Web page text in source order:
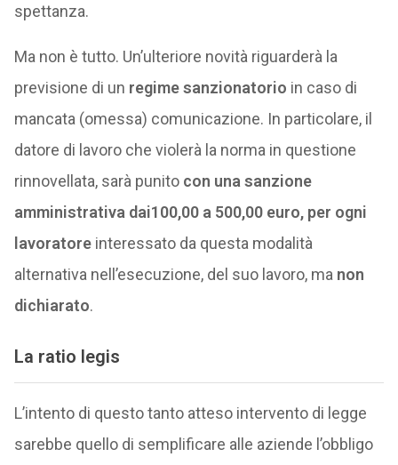
spettanza.
Ma non è tutto. Un’ulteriore novità riguarderà la
previsione di un regime sanzionatorio in caso di
mancata (omessa) comunicazione. In particolare, il
datore di lavoro che violerà la norma in questione
rinnovellata, sarà punito con una sanzione
amministrativa dai100,00 a 500,00 euro, per ogni
lavoratore interessato da questa modalità
alternativa nell’esecuzione, del suo lavoro, ma non
dichiarato.
La ratio legis
L’intento di questo tanto atteso intervento di legge
sarebbe quello di semplificare alle aziende l’obbligo